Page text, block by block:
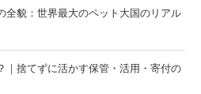
全貌：世界最大のペット大国のリアル
｜捨てずに活かす保管・活用・寄付の